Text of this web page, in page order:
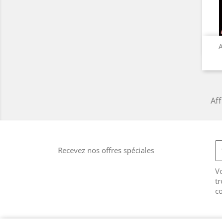
Recevez nos offres spéciales